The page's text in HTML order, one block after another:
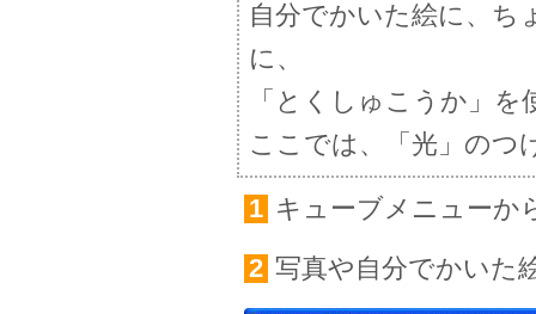
自分でかいた絵に、ち
に、
「とくしゅこうか」
ここでは、「光」のつ
1 キューブメニューか
2 写真や自分でかいた